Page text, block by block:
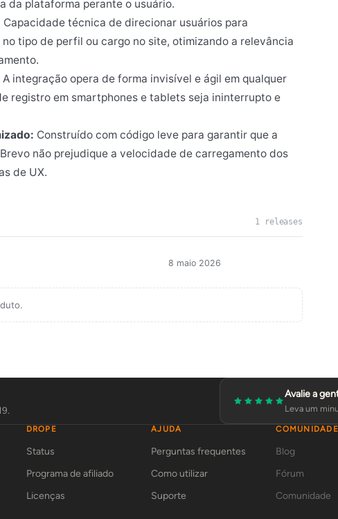
da plataforma perante o usuário.
Capacidade técnica de direcionar usuários para
tipo de perfil ou cargo no site, otimizando a relevância
A integração opera de forma invisível e ágil em qualquer
registro em smartphones e tablets seja ininterrupto e
Construído com código leve para garantir que a
não prejudique a velocidade de carregamento dos
de UX.
1 releases
8 maio 2026
Avalie a
Leva um
DROPE
Status
Programa de afiliado
Licenças
AJUDA
Perguntas frequentes
Como utilizar
Suporte
COMUNIDADE
Blog
Fórum
Comunidade